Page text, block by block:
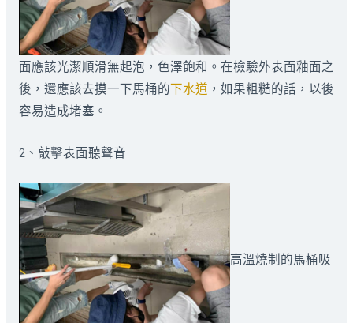
面應該光潔順滑無起泡，色澤飽和。在檢驗外表面釉面之
後，還應該去摸一下馬桶的下水道 ，如果粗糙的話，以後
容易造成堵塞。
2、敲擊表面聽聲音
高溫燒制的馬桶吸